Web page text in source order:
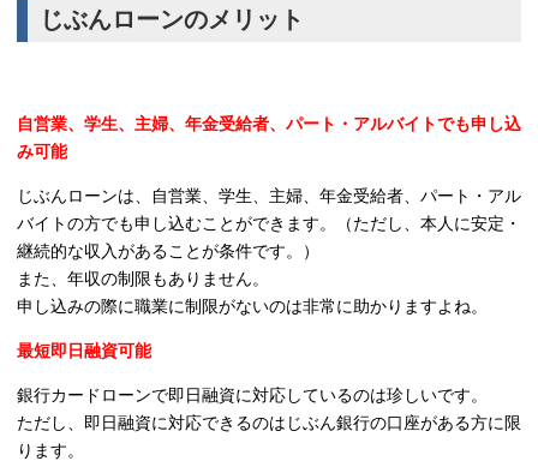
じぶんローンのメリット
自営業、学生、主婦、年金受給者、パート・アルバイトでも申し込
み可能
じぶんローンは、自営業、学生、主婦、年金受給者、パート・アル
バイトの方でも申し込むことができます。（ただし、本人に安定・
継続的な収入があることが条件です。）
また、年収の制限もありません。
申し込みの際に職業に制限がないのは非常に助かりますよね。
最短即日融資可能
銀行カードローンで即日融資に対応しているのは珍しいです。
ただし、即日融資に対応できるのはじぶん銀行の口座がある方に限
ります。